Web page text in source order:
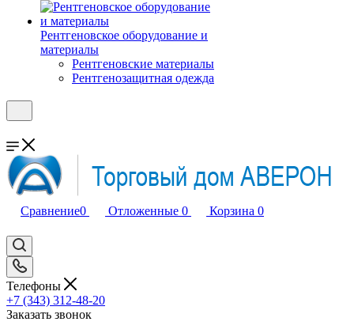
Рентгеновское оборудование и
материалы
Рентгеновские материалы
Рентгенозащитная одежда
Сравнение0 Отложенные 0 Корзина 0
Телефоны
+7 (343) 312-48-20
Заказать звонок